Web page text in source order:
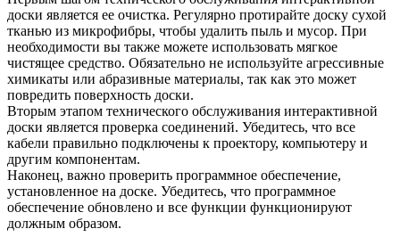
доски является ее очистка. Регулярно протирайте доску сухой
тканью из микрофибры, чтобы удалить пыль и мусор. При
необходимости вы также можете использовать мягкое
чистящее средство. Обязательно не используйте агрессивные
химикаты или абразивные материалы, так как это может
повредить поверхность доски.
Вторым этапом технического обслуживания интерактивной
доски является проверка соединений. Убедитесь, что все
кабели правильно подключены к проектору, компьютеру и
другим компонентам.
Наконец, важно проверить программное обеспечение,
установленное на доске. Убедитесь, что программное
обеспечение обновлено и все функции функционируют
должным образом.